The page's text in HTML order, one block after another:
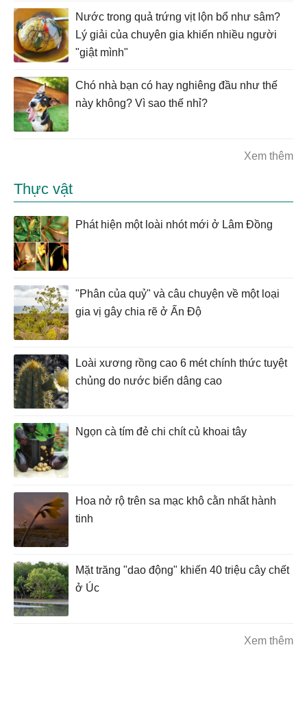
Nước trong quả trứng vịt lộn bổ như sâm?
Lý giải của chuyên gia khiến nhiều người
"giật mình"
Chó nhà bạn có hay nghiêng đầu như thế
này không? Vì sao thế nhỉ?
Xem thêm
Thực vật
Phát hiện một loài nhót mới ở Lâm Đồng
"Phân của quỷ" và câu chuyện về một loại
gia vị gây chia rẽ ở Ấn Độ
Loài xương rồng cao 6 mét chính thức tuyệt
chủng do nước biển dâng cao
Ngọn cà tím đẻ chi chít củ khoai tây
Hoa nở rộ trên sa mạc khô cằn nhất hành
tinh
Mặt trăng "dao động" khiến 40 triệu cây chết
ở Úc
Xem thêm